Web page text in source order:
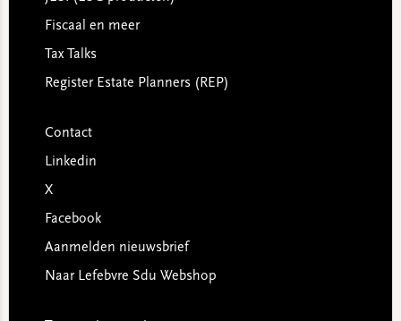
Fiscaal en meer
Tax Talks
Register Estate Planners (REP)
Contact
Linkedin
X
Facebook
Aanmelden nieuwsbrief
Naar Lefebvre Sdu Webshop